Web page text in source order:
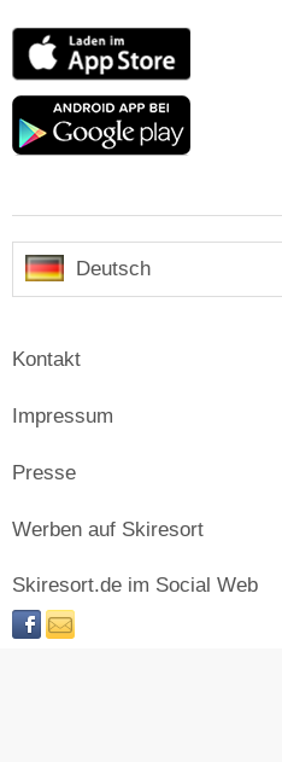
App
Store
Google
Deutsch
Kontakt
Impressum
Presse
Werben auf Skiresort
Skiresort.de im Social Web
facebooknewsletter